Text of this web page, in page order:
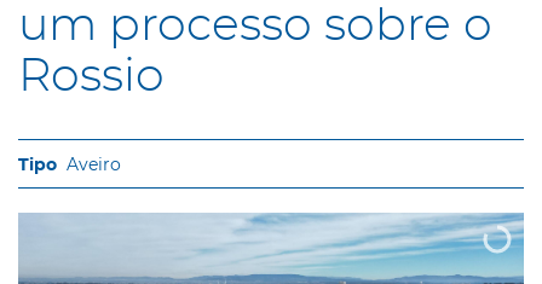
um processo sobre o
Rossio
Aveiro